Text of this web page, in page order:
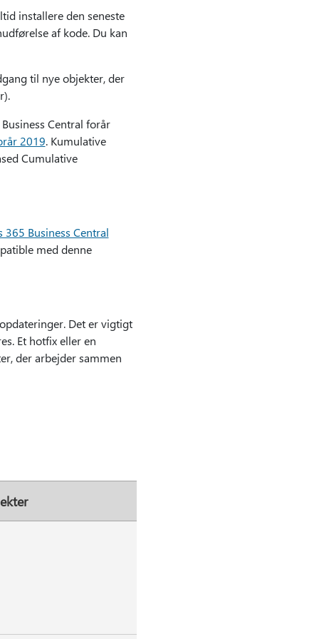
installere den seneste
af kode. Du kan
til nye objekter, der
Central forår
2019. Kumulative
Cumulative
365 Business Central
med denne
Det er vigtigt
Et hotfix eller en
der arbejder sammen